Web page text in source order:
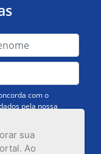
sua
Ao
com o
pela nossa